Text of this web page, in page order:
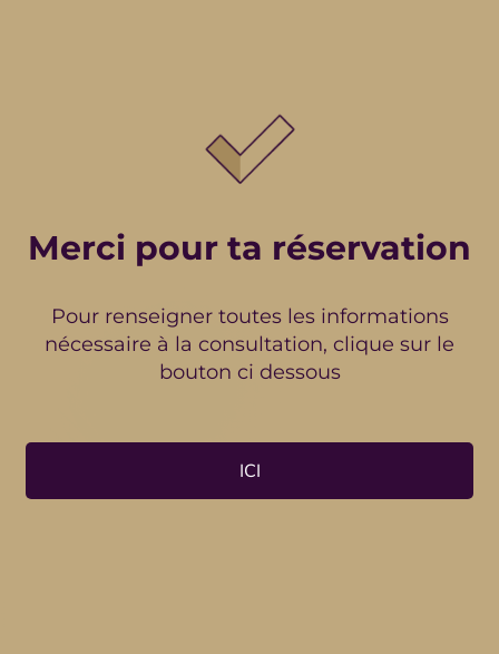
Merci pour ta réservation
Pour renseigner toutes les informations
nécessaire à la consultation, clique sur le
bouton ci dessous
ICI